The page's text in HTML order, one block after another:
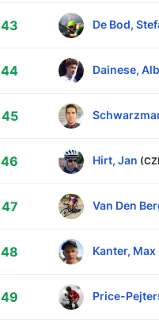
43 De Bod,
44 Dainese,
45
46 Hirt, Jan
47 Van Den
48 Kanter, Max
49 Price-